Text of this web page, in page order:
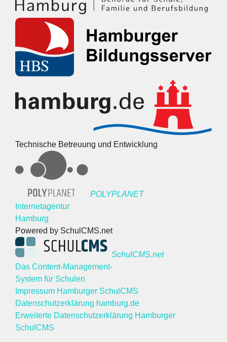
Technische Betreuung und Entwicklung
POLYPLANET
Internetagentur
Hamburg
Powered by SchulCMS.net
SchulCMS.net
Das Content-Management-
System für Schulen
Impressum Hamburger SchulCMS
Datenschutzerklärung hamburg.de
Erweiterte Datenschutzerklärung Hamburger
SchulCMS